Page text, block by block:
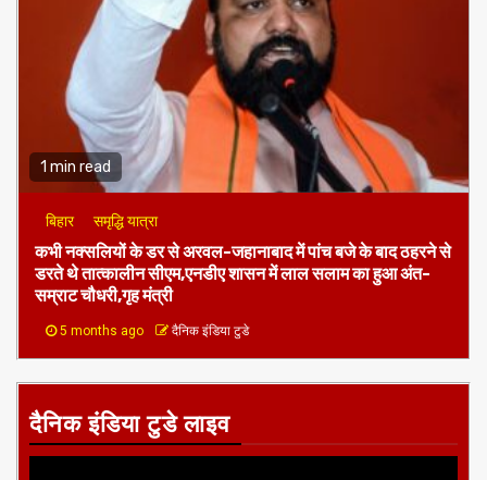
1 min read
बिहार समृद्धि यात्रा
कभी नक्सलियों के डर से अरवल-जहानाबाद में पांच बजे के बाद ठहरने से
डरते थे तात्कालीन सीएम,एनडीए शासन में लाल सलाम का हुआ अंत-
सम्राट चौधरी,गृह मंत्री
5 months ago दैनिक इंडिया टुडे
दैनिक इंडिया टुडे लाइव